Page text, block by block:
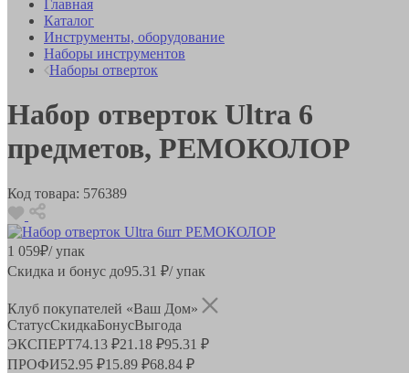
Главная
Каталог
Инструменты, оборудование
Наборы инструментов
Наборы отверток
Набор отверток Ultra 6
предметов, РЕМОКОЛОР
Код товара: 576389
1 059₽/ упак
Скидка и бонус до95.31 ₽/ упак
Клуб покупателей «Ваш Дом»
СтатусСкидкаБонусВыгода
ЭКСПЕРТ74.13 ₽21.18 ₽95.31 ₽
ПРОФИ52.95 ₽15.89 ₽68.84 ₽